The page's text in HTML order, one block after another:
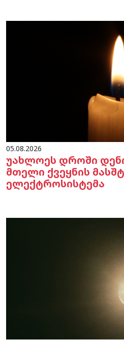
05.08.2026
უახლოეს დროში
მთელი ქვეყნის
ელექტროსისტემა